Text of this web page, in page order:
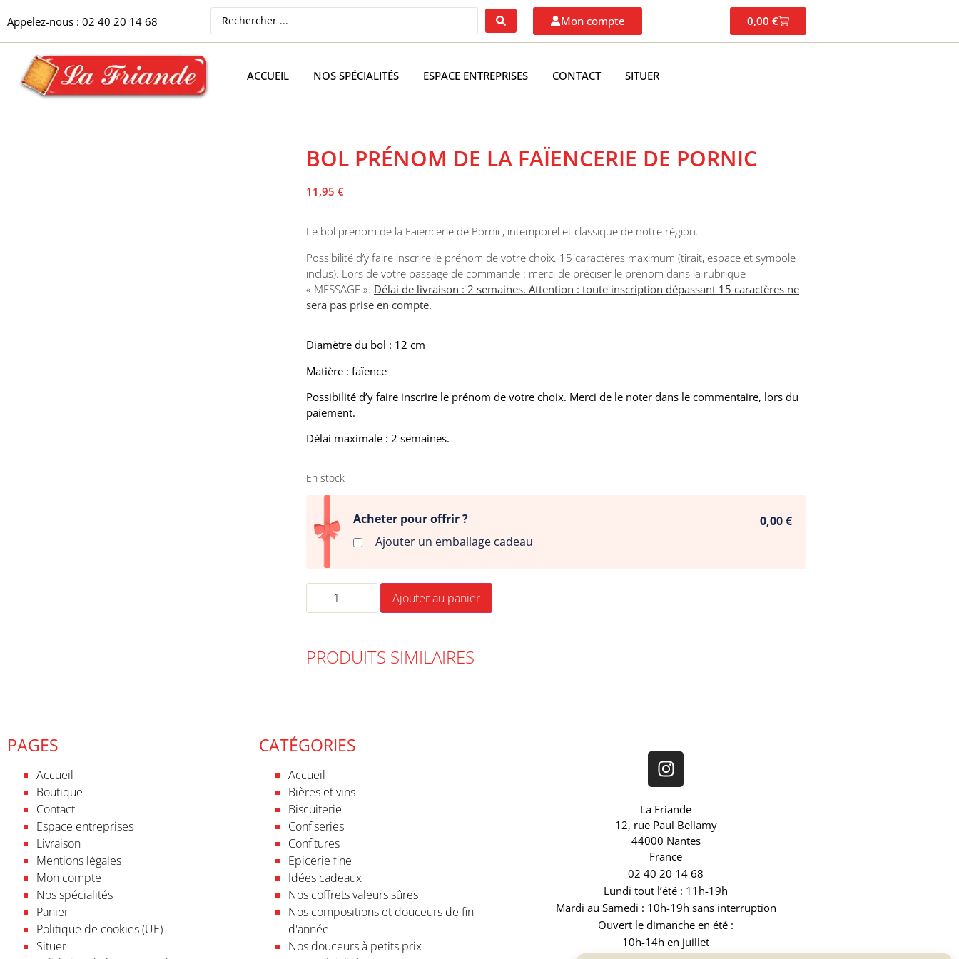
Appelez-nous : 02 40 20 14 68 Mon compte 0,00 €
ACCUEIL NOS SPÉCIALITÉS ESPACE ENTREPRISES CONTACT SITUER
BOL PRÉNOM DE LA FAÏENCERIE DE PORNIC
11,95 €
Le bol prénom de la Faïencerie de Pornic, intemporel et classique de notre région.
Possibilité d’y faire inscrire le prénom de votre choix. 15 caractères maximum (tirait, espace et symbole
inclus). Lors de votre passage de commande : merci de préciser le prénom dans la rubrique
« MESSAGE ». Délai de livraison : 2 semaines. Attention : toute inscription dépassant 15 caractères ne
sera pas prise en compte.
Diamètre du bol : 12 cm
Matière : faïence
Possibilité d’y faire inscrire le prénom de votre choix. Merci de le noter dans le commentaire, lors du
paiement.
Délai maximale : 2 semaines.
En stock
Acheter pour offrir ?
Ajouter un emballage cadeau
0,00 €
Ajouter au panier
PRODUITS SIMILAIRES
PAGES
Accueil
Boutique
Contact
Espace entreprises
Livraison
Mentions légales
Mon compte
Nos spécialités
Panier
Politique de cookies (UE)
Situer
CATÉGORIES
Accueil
Bières et vins
Biscuiterie
Confiseries
Confitures
Epicerie fine
Idées cadeaux
Nos coffrets valeurs sûres
Nos compositions et douceurs de fin
d'année
Nos douceurs à petits prix
La Friande
12, rue Paul Bellamy
44000 Nantes
France
02 40 20 14 68
Lundi tout l’été : 11h-19h
Mardi au Samedi : 10h-19h sans interruption
Ouvert le dimanche en été :
10h-14h en juillet